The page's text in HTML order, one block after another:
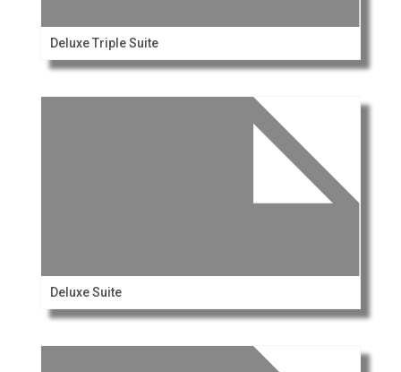
Deluxe Triple Suite
Deluxe Suite